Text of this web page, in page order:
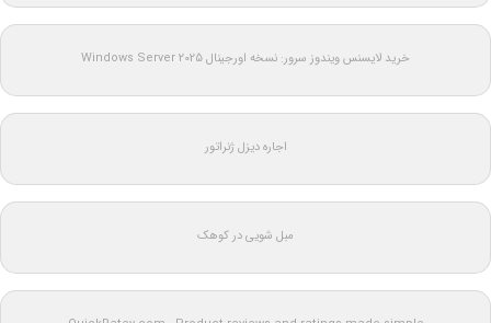
خرید لایسنس ویندوز سرور: نسخه اورجینال Windows Server 2025
اجاره دیزل ژنراتور
مبل شویی در کوهک